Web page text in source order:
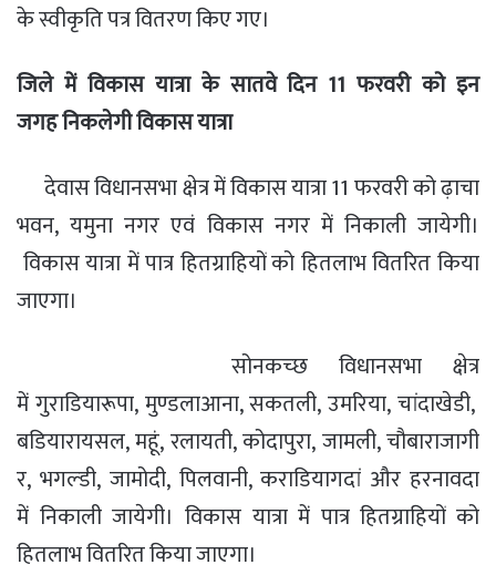
के स्वीकृति पत्र वितरण किए गए।
जिले में विकास यात्रा के सातवे दिन 11 फरवरी कोइन
जगहनिकलेगी विकास यात्रा
देवास विधानसभा क्षेत्र में विकास यात्रा 11 फरवरी को ढ़ाचा
भवन, यमुना नगर एवं विकास नगर में निकाली जायेगी।
विकास यात्रा में पात्र हितग्राहियों को हितलाभ वितरित किया
जाएगा।
सोनकच्‍छ विधानसभा क्षेत्र
में गुराडियारूपा,मुण्‍डलाआना,सकतली,उमरिया,चांदाखेडी,
बडियारायसल,महूं,रलायती,कोदापुरा,जामली,चौबाराजागी
र, भगल्‍डी,जामोदी,पिलवानी,कराडियागदां और हरनावदा
में निकाली जायेगी। विकास यात्रा में पात्र हितग्राहियों को
हितलाभ वितरित किया जाएगा।